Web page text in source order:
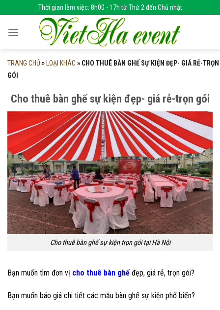
to
content
Thời gian làm việc: 8h00 - 17h từ Thứ 2 đến Chủ nhật
TRANG CHỦ » LOẠI KHÁC » CHO THUÊ BÀN GHẾ SỰ KIỆN ĐẸP- GIÁ RẺ-TRỌN
GÓI
Cho thuê bàn ghế sự kiện đẹp- giá rẻ-trọn gói
Cho thuê bàn ghế sự kiện trọn gói tại Hà Nội
Bạn muốn tìm đơn vị cho thuê bàn ghế đẹp, giá rẻ, trọn gói?
Bạn muốn báo giá chi tiết các mẫu bàn ghế sự kiện phổ biến?